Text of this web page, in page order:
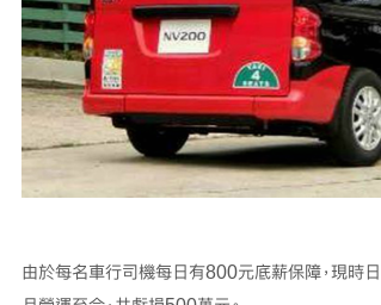
由於每名車行司機每日有800元底薪保障，現時